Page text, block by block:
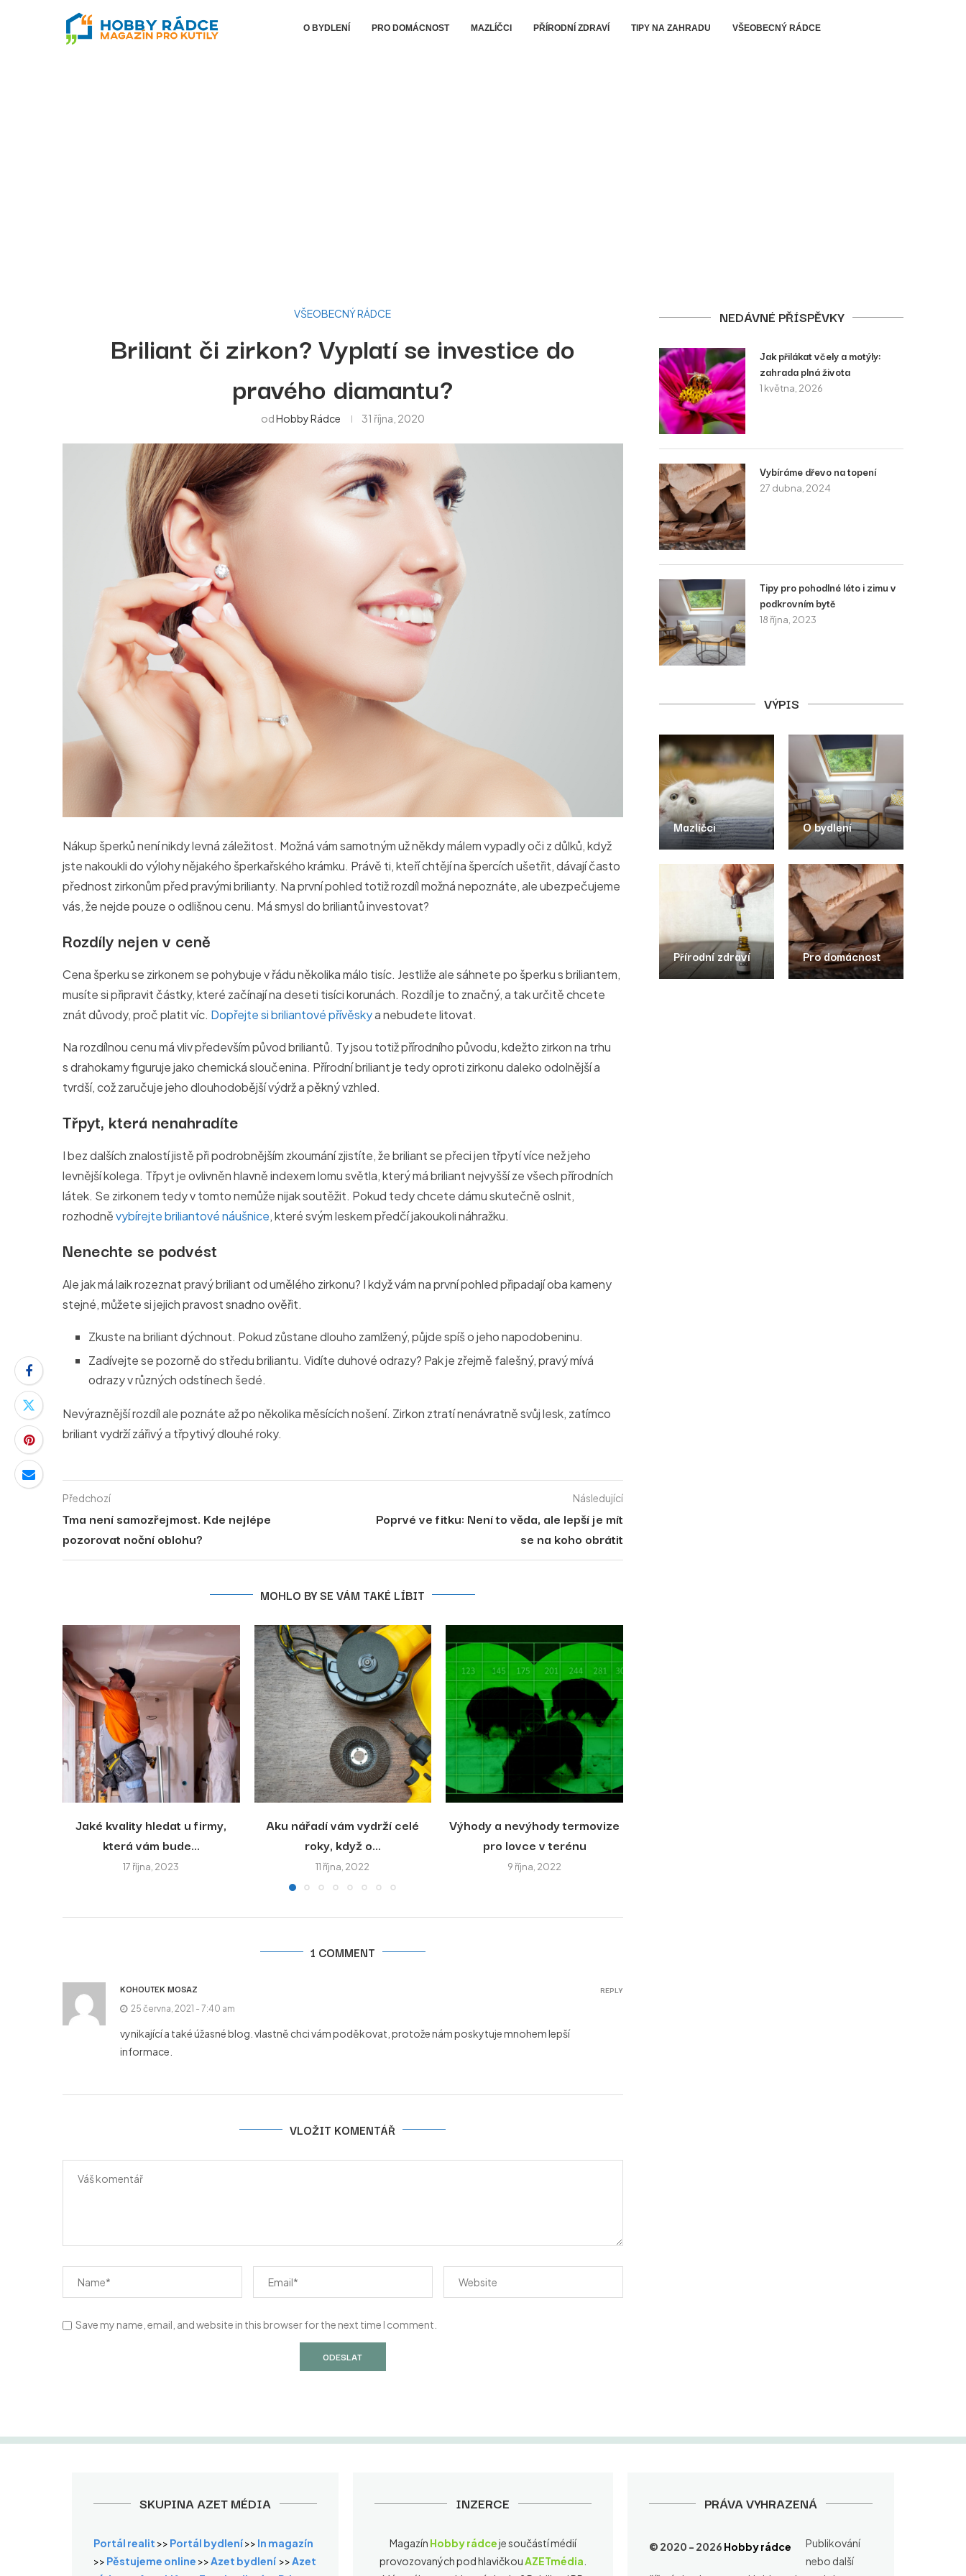
O BYDLENÍ PRO DOMÁCNOST MAZLÍČCI PŘÍRODNÍ ZDRAVÍ TIPY NA ZAHRADU VŠEOBECNÝ RÁDCE
VŠEOBECNÝ RÁDCE
Briliant či zirkon? Vyplatí se investice do
pravého diamantu?
odHobby Rádce 31 října, 2020
Nákup šperků není nikdy levná záležitost. Možná vám samotným už někdy málem vypadly oči z důlků, když
jste nakoukli do výlohy nějakého šperkařského krámku. Právě ti, kteří chtějí na špercích ušetřit, dávají často
přednost zirkonům před pravými brilianty. Na první pohled totiž rozdíl možná nepoznáte, ale ubezpečujeme
vás, že nejde pouze o odlišnou cenu. Má smysl do briliantů investovat?
Rozdíly nejen v ceně
Cena šperku se zirkonem se pohybuje v řádu několika málo tisíc. Jestliže ale sáhnete po šperku s briliantem,
musíte si připravit částky, které začínají na deseti tisíci korunách. Rozdíl je to značný, a tak určitě chcete
znát důvody, proč platit víc. Dopřejte si briliantové přívěskya nebudete litovat.
Na rozdílnou cenu má vliv především původ briliantů. Ty jsou totiž přírodního původu, kdežto zirkon na trhu
s drahokamy figuruje jako chemická sloučenina. Přírodní briliant je tedy oproti zirkonu daleko odolnější a
tvrdší, což zaručuje jeho dlouhodobější výdrž a pěkný vzhled.
Třpyt, která nenahradíte
I bez dalších znalostí jistě při podrobnějším zkoumání zjistíte, že briliant se přeci jen třpytí více než jeho
levnější kolega. Třpyt je ovlivněn hlavně indexem lomu světla, který má briliant nejvyšší ze všech přírodních
látek. Se zirkonem tedy v tomto nemůže nijak soutěžit. Pokud tedy chcete dámu skutečně oslnit,
rozhodněvybírejte briliantové náušnice, které svým leskem předčí jakoukoli náhražku.
Nenechte se podvést
Ale jak má laik rozeznat pravý briliant od umělého zirkonu? I když vám na první pohled připadají oba kameny
stejné, můžete si jejich pravost snadno ověřit.
Zkuste na briliant dýchnout. Pokud zůstane dlouho zamlžený, půjde spíš o jeho napodobeninu.
Zadívejte se pozorně do středu briliantu. Vidíte duhové odrazy? Pak je zřejmě falešný, pravý mívá
odrazy v různých odstínech šedé.
Nevýraznější rozdíl ale poznáte až po několika měsících nošení. Zirkon ztratí nenávratně svůj lesk, zatímco
briliant vydrží zářivý a třpytivý dlouhé roky.
Předchozí
Tma není samozřejmost. Kde nejlépe
pozorovat noční oblohu?
Následující
Poprvé ve fitku: Není to věda, ale lepší je mít
se na koho obrátit
MOHLO BY SE VÁM TAKÉ LÍBIT
Jaké kvality hledat u firmy,
která vám bude...
17 října, 2023
Aku nářadí vám vydrží celé
roky, když o...
11 října, 2022
Výhody a nevýhody termovize
pro lovce v terénu
9 října, 2022
1 COMMENT
KOHOUTEK MOSAZ
25 června, 2021 - 7:40 am
vynikající a také úžasné blog. vlastně chci vám poděkovat, protože nám poskytuje mnohem lepší
informace.
REPLY
VLOŽIT KOMENTÁŘ
Save my name, email, and website in this browser for the next time I comment.
NEDÁVNÉ PŘÍSPĚVKY
Jak přilákat včely a motýly:
zahrada plná života
1 května, 2026
Vybíráme dřevo na topení
27 dubna, 2024
Tipy pro pohodlné léto i zimu v
podkrovním bytě
18 října, 2023
VÝPIS
Mazlíčci O bydlení
Přírodní zdraví Pro domácnost
SKUPINA AZET MÉDIA
Portál realit >> Portál bydlení>> In magazín
>> Pěstujeme online >>Azet bydlení >>Azet
INZERCE
Magazín Hobby rádceje součástí médií
provozovaných pod hlavičkouAZETmédia
PRÁVA VYHRAZENÁ
© 2020 - 2026 Hobby rádce
Publikování
nebo další